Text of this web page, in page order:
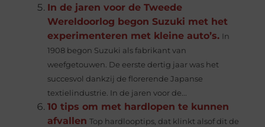
In de jaren voor de Tweede
Wereldoorlog begon Suzuki met het
experimenteren met kleine auto’s. In
1908 begon Suzuki als fabrikant van
weefgetouwen. De eerste dertig jaar was het
succesvol dankzij de florerende Japanse
textielindustrie. In de jaren voor de...
10 tips om met hardlopen te kunnen
afvallen Top hardlooptips, dat klinkt alsof dit de